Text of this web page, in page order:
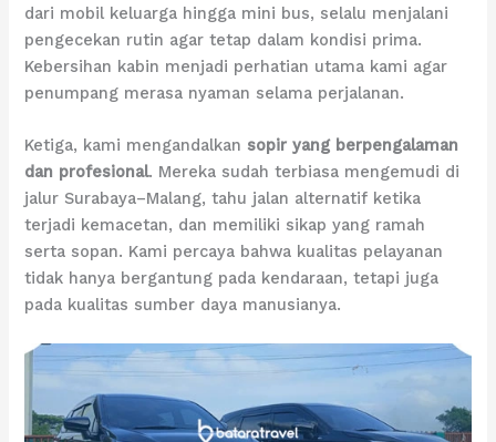
dari mobil keluarga hingga mini bus, selalu menjalani
pengecekan rutin agar tetap dalam kondisi prima.
Kebersihan kabin menjadi perhatian utama kami agar
penumpang merasa nyaman selama perjalanan.
Ketiga, kami mengandalkan sopir yang berpengalaman
dan profesional. Mereka sudah terbiasa mengemudi di
jalur Surabaya–Malang, tahu jalan alternatif ketika
terjadi kemacetan, dan memiliki sikap yang ramah
serta sopan. Kami percaya bahwa kualitas pelayanan
tidak hanya bergantung pada kendaraan, tetapi juga
pada kualitas sumber daya manusianya.